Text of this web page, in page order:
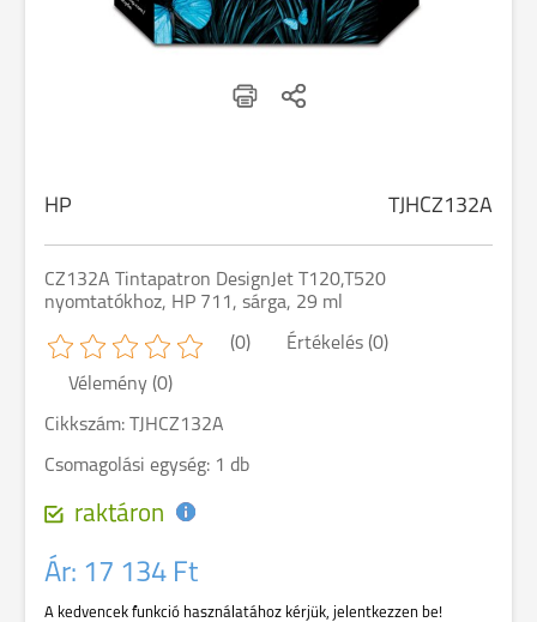
HP TJHCZ132A
CZ132A Tintapatron DesignJet T120,T520
nyomtatókhoz, HP 711, sárga, 29 ml
(0) Értékelés (0)
Vélemény (0)
Cikkszám: TJHCZ132A
Csomagolási egység: 1 db
raktáron
Ár: 17 134 Ft
A kedvencek funkció használatához kérjük, jelentkezzen be!